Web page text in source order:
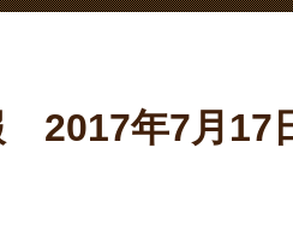
2017年7月17